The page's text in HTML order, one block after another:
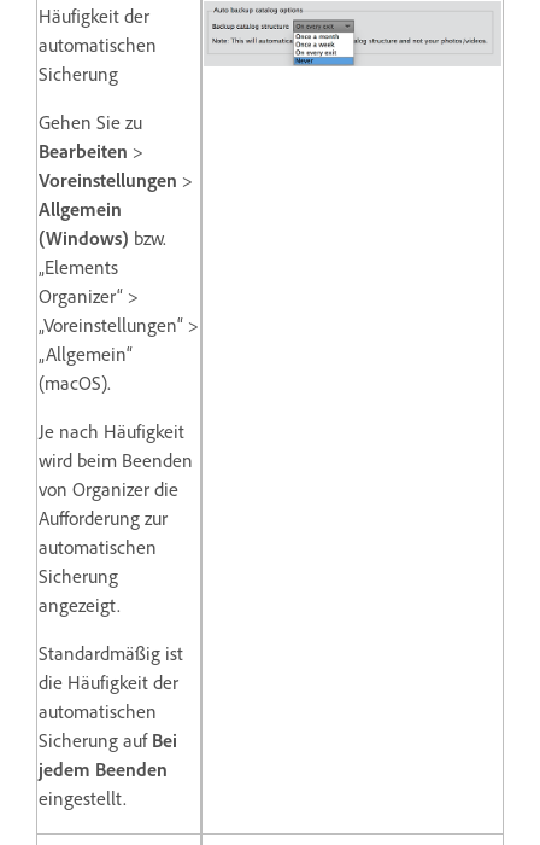
Häufigkeit der
automatischen
Sicherung
Gehen Sie zu
Bearbeiten >
Voreinstellungen >
Allgemein
(Windows) bzw.
„Elements
Organizer“ >
„Voreinstellungen“ >
„Allgemein“
(macOS).
Je nach Häufigkeit
wird beim Beenden
von Organizer die
Aufforderung zur
automatischen
Sicherung
angezeigt.
Standardmäßig ist
die Häufigkeit der
automatischen
Sicherung auf Bei
jedem Beenden
eingestellt.